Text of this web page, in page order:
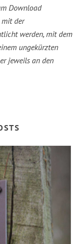
Download
mit der
werden, mit dem
ungekürzten
jeweils an den